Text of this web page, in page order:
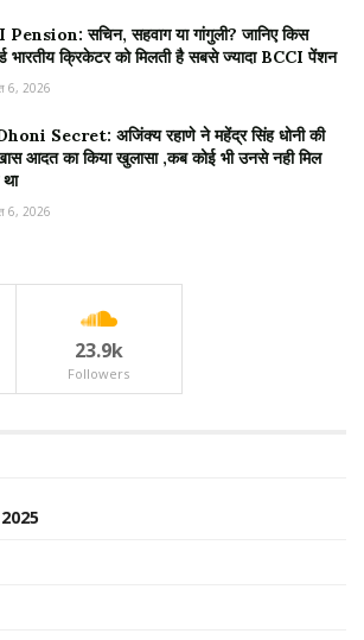
Pension: सचिन, सहवाग या गांगुली? जानिए किस
भारतीय क्रिकेटर को मिलती है सबसे ज्यादा BCCI पेंशन
6, 2026
Secret: अजिंक्य रहाणे ने महेंद्र सिंह धोनी की
आदत का किया खुलासा ,कब कोई भी उनसे नही मिल
6, 2026
23.9k
Followers